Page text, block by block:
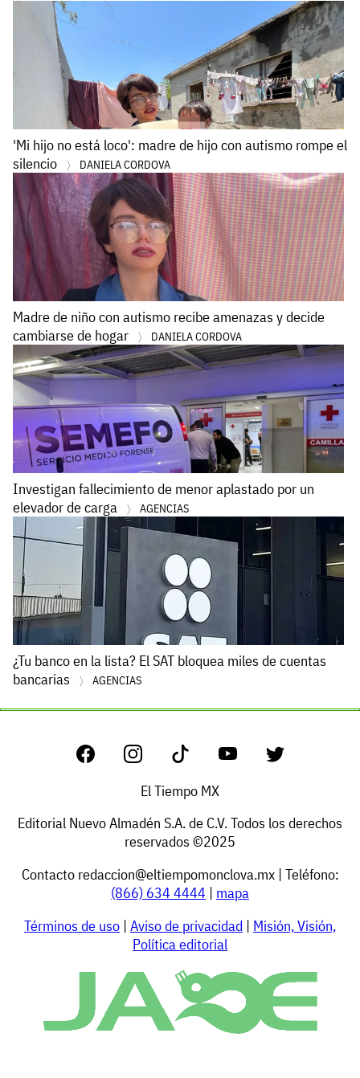
'Mi hijo no está loco': madre de hijo con autismo rompe el
silencio
DANIELA CORDOVA
Madre de niño con autismo recibe amenazas y decide
cambiarse de hogar
DANIELA CORDOVA
Investigan fallecimiento de menor aplastado por un
elevador de carga
AGENCIAS
¿Tu banco en la lista? El SAT bloquea miles de cuentas
bancarias
AGENCIAS
El Tiempo MX
Editorial Nuevo Almadén S.A. de C.V. Todos los derechos
reservados ©2025
Contacto redaccion@eltiempomonclova.mx| Teléfono:
(866) 634 4444 | mapa
Términos de uso | Aviso de privacidad | Misión, Visión,
Política editorial